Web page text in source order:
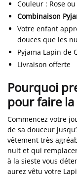
Couleur : Rose
Combinaison
Votre enfant
douces que les
Pyjama Lapin de
Livraison offerte
Pourquoi
pour faire
Commencez votre
de sa douceur
vêtement très
nuit et qui
à la sieste vous
aurez vêtu votre